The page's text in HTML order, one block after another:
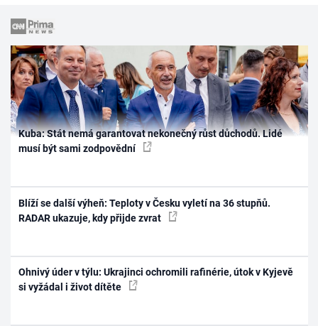
Kuba: Stát nemá garantovat nekonečný růst důchodů. Lidé
musí být sami zodpovědní
Blíží se další výheň: Teploty v Česku vyletí na 36 stupňů.
RADAR ukazuje, kdy přijde zvrat
Ohnivý úder v týlu: Ukrajinci ochromili rafinérie, útok v Kyjevě
si vyžádal i život dítěte